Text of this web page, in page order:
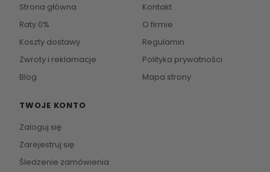
Strona główna
Raty 0%
Koszty dostawy
Zwroty i reklamacje
Blog
Kontakt
O firmie
Regulamin
Polityka prywatności
Mapa strony
TWOJE KONTO
Zaloguj się
Zarejestruj się
Śledzenie zamówienia